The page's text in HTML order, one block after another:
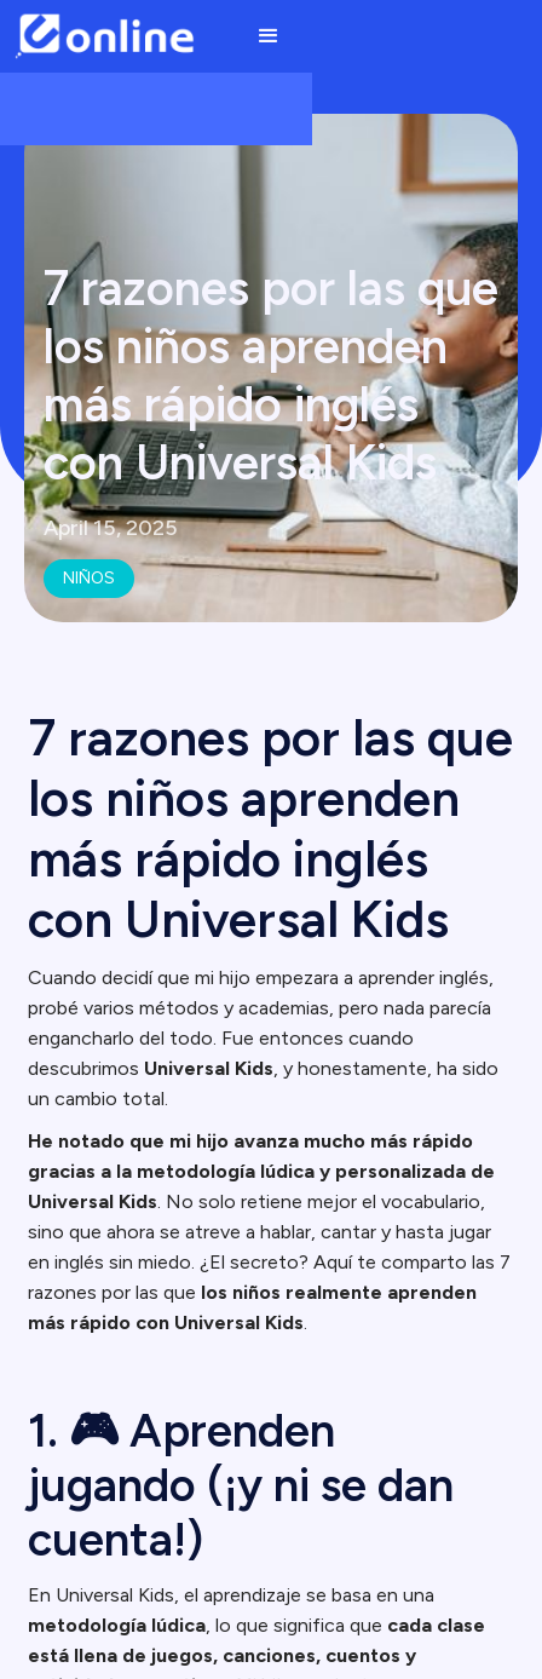
7 razones por las que
los niños aprenden
más rápido inglés
con Universal Kids
April 15, 2025
NIÑOS
7 razones por las que
los niños aprenden
más rápido inglés
con Universal Kids
Cuando decidí que mi hijo empezara a aprender inglés,
probé varios métodos y academias, pero nada parecía
engancharlo del todo. Fue entonces cuando
descubrimos Universal Kids, y honestamente, ha sido
un cambio total.
He notado que mi hijo avanza mucho más rápido
gracias a la metodología lúdica y personalizada de
Universal Kids. No solo retiene mejor el vocabulario,
sino que ahora se atreve a hablar, cantar y hasta jugar
en inglés sin miedo. ¿El secreto? Aquí te comparto las 7
razones por las que los niños realmente aprenden
más rápido con Universal Kids.
1. 🎮 Aprenden
jugando (¡y ni se dan
cuenta!)
En Universal Kids, el aprendizaje se basa en una
metodología lúdica, lo que significa que cada clase
está llena de juegos, canciones, cuentos y